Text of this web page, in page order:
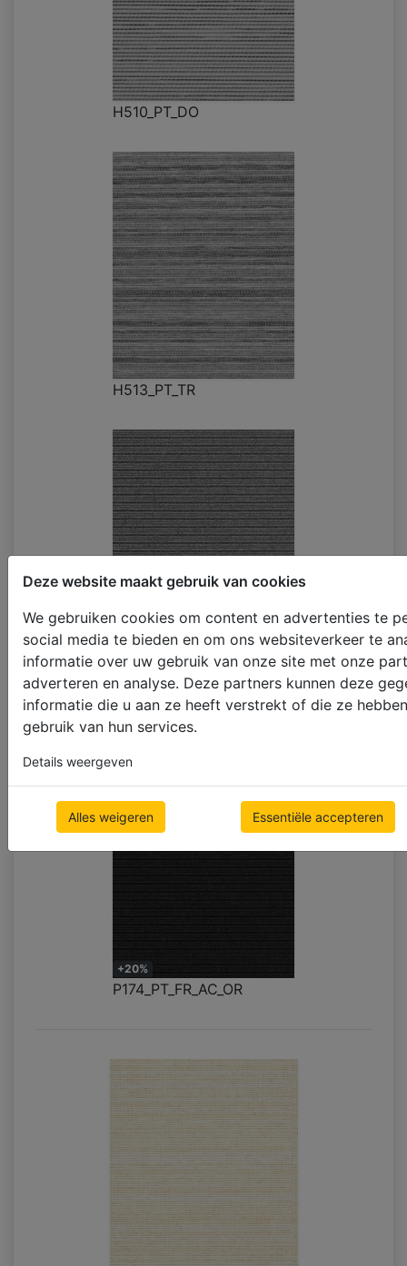
Deze website maakt gebruik van cookies
We gebruiken cookies om content en advertenties te
social media te bieden en om ons websiteverkeer te
informatie over uw gebruik van onze site met onze
adverteren en analyse. Deze partners kunnen deze
informatie die u aan ze heeft verstrekt of die ze
gebruik van hun services.
Details weergeven
Alles weigeren Essentiële accepteren
H510_PT_DO
H513_PT_TR
+20%
P173_PT_FR_AC_OR
+20%
P174_PT_FR_AC_OR